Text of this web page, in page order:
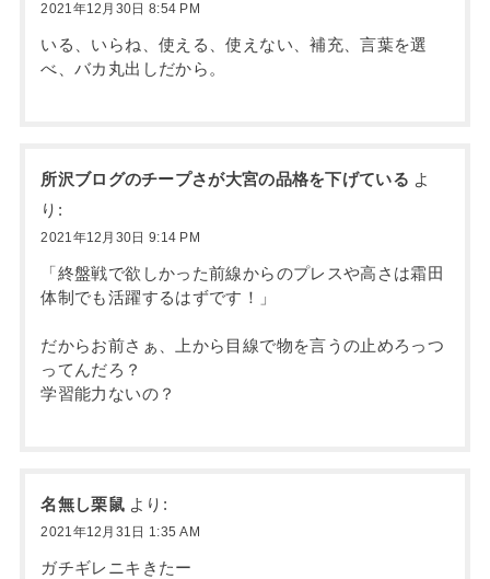
2021年12月30日 8:54 PM
いる、いらね、使える、使えない、補充、言葉を選
べ、バカ丸出しだから。
所沢ブログのチープさが大宮の品格を下げている よ
り:
2021年12月30日 9:14 PM
「終盤戦で欲しかった前線からのプレスや高さは霜田
体制でも活躍するはずです！」
だからお前さぁ、上から目線で物を言うの止めろっつ
ってんだろ？
学習能力ないの？
名無し栗鼠 より:
2021年12月31日 1:35 AM
ガチギレニキきたー